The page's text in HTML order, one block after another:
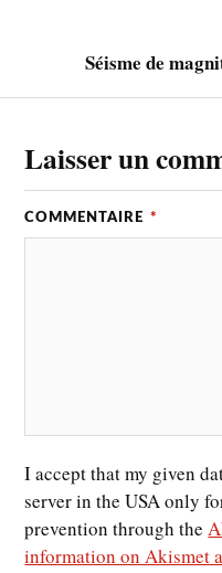
Séisme de
Laisser un
COMMENTAIRE *
I accept that my given
server in the USA only
prevention through the
information on Akismet